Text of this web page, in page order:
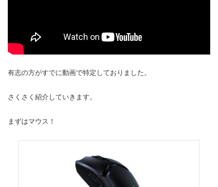
有志の方がすでに動画で特定しておりました。
さくさく紹介していきます。
まずはマウス！